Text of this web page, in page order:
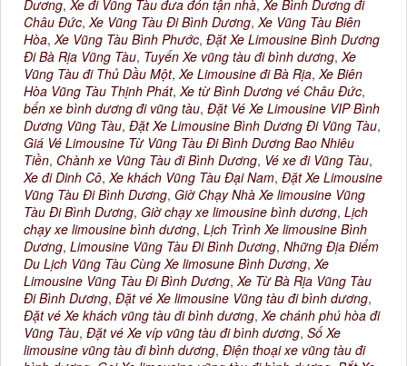
Dương, Xe đi Vũng Tàu đưa đón tận nhà, Xe Bình Dương đi
Châu Đức, Xe Vũng Tàu Đi Bình Dương, Xe Vũng Tàu Biên
Hòa, Xe Vũng Tàu Bình Phước, Đặt Xe Limousine Bình Dương
Đi Bà Rịa Vũng Tàu, Tuyến Xe vũng tàu đi bình dương, Xe
Vũng Tàu đi Thủ Dầu Một, Xe Limousine đi Bà Rịa, Xe Biên
Hòa Vũng Tàu Thịnh Phát, Xe từ Bình Dương vé Châu Đức,
bến xe bình dương đi vũng tàu, Đặt Vé Xe Limousine VIP Bình
Dương Vũng Tàu, Đặt Xe Limousine Bình Dương Đi Vũng Tàu,
Giá Vé Limousine Từ Vũng Tàu Đi Bình Dương Bao Nhiêu
Tiền, Chành xe Vũng Tàu đi Bình Dương, Vé xe đi Vũng Tàu,
Xe đi Dinh Cô, Xe khách Vũng Tàu Đại Nam, Đặt Xe Limousine
Vũng Tàu Đi Bình Dương, Giờ Chạy Nhà Xe limousine Vũng
Tàu Đi Bình Dương, Giờ chạy xe limousine bình dương, Lịch
chạy xe limousine bình dương, Lịch Trình Xe limousine Bình
Dương, Limousine Vũng Tàu Đi Bình Dương, Những Địa Điểm
Du Lịch Vũng Tàu Cùng Xe limosune Bình Dương, Xe
Limousine Vũng Tàu Đi Bình Dương, Xe Từ Bà Rịa Vũng Tàu
Đi Bình Dương, Đặt vé Xe limousine Vũng tàu đi bình dương,
Đặt vé Xe khách vũng tàu đi bình dương, Xe chánh phú hòa đi
Vũng Tàu, Đặt vé Xe víp vũng tàu đi bình dương, Số Xe
limousine vũng tàu đi bình dương, Điện thoại xe vũng tàu đi